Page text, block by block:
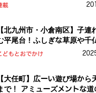
載
【北九州市・小倉南区】子連
平尾台！ふしぎな草原や千
探検しよう！
どもとおでかけ
【大任町】広ーい遊び場から
で！ アミューズメントな道